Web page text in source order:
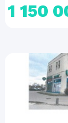
1 150